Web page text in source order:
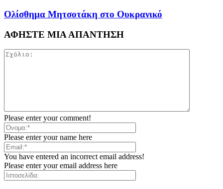
Ολίσθημα Μητσοτάκη στο Ουκρανικό
ΑΦΗΣΤΕ ΜΙΑ ΑΠΑΝΤΗΣΗ
Please enter your comment!
Please enter your name here
You have entered an incorrect email address!
Please enter your email address here